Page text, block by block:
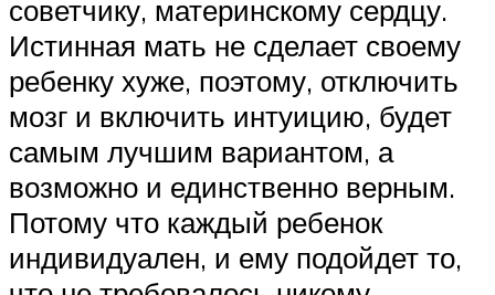
советчику, материнскому сердцу.
Истинная мать не сделает своему
ребенку хуже, поэтому, отключить
мозг и включить интуицию, будет
самым лучшим вариантом, а
возможно и единственно верным.
Потому что каждый ребенок
индивидуален, и ему подойдет то,